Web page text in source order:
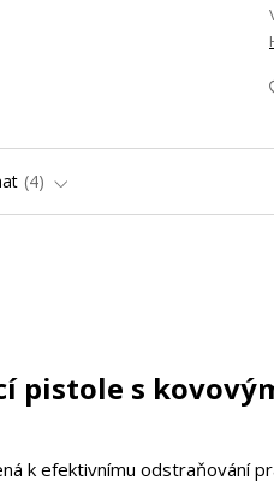
4
pistole s
k efektivnímu odstraňování